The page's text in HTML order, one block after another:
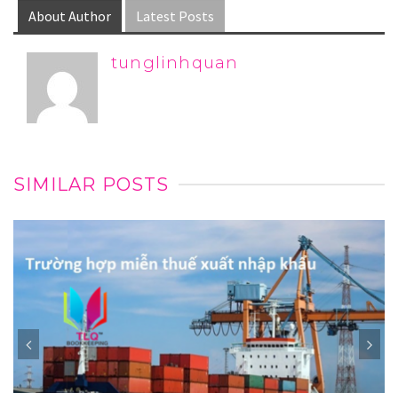
About Author Latest Posts
tunglinhquan
SIMILAR POSTS